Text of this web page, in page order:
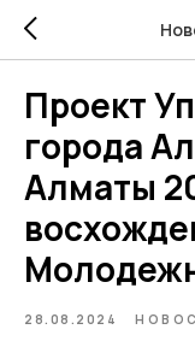
Проект
города
Алматы
28.08.2024